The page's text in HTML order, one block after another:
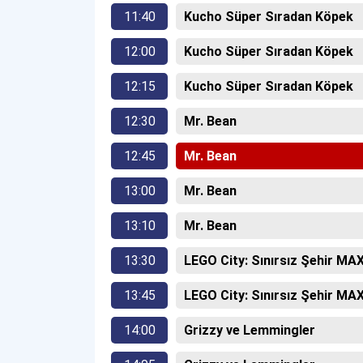
11:40 Kucho Süper Sıradan Köpek
12:00 Kucho Süper Sıradan Köpek
12:15 Kucho Süper Sıradan Köpek
12:30 Mr. Bean
12:45 Mr. Bean
13:00 Mr. Bean
13:10 Mr. Bean
13:30 LEGO City: Sınırsız Şehir
13:45 LEGO City: Sınırsız Şehir
14:00 Grizzy ve Lemmingler